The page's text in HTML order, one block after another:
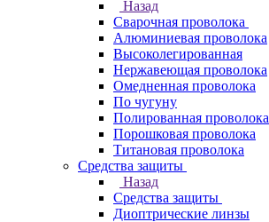
Назад
Сварочная проволока
Алюминиевая проволока
Высоколегированная
Нержавеющая проволока
Омедненная проволока
По чугуну
Полированная проволока
Порошковая проволока
Титановая проволока
Средства защиты
Назад
Средства защиты
Диоптрические линзы